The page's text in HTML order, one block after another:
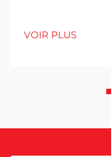
VOIR PLUS